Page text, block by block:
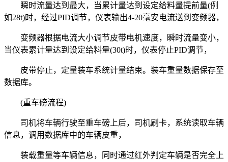
瞬时流量达到最大，当累计量达到设定给料量提前量(例
如28t)时，经过PID调节，仪表输出4-20毫安电流送到变频器，
变频器根据电流大小调节皮带电机速度，瞬时流量变小，
当仪表累计量达到设定给料量(30t)时，仪表停止PID调节，
皮带停止，定量装车系统计量结束。装车重量数据保存至
数据库。
(重车磅流程)
司机将车辆行驶至重车磅上后，司机刷卡，系统读取车辆
信息，调用数据库中的车辆皮重，
装载重量等车辆信息，同时通过红外判定车辆是否完全上